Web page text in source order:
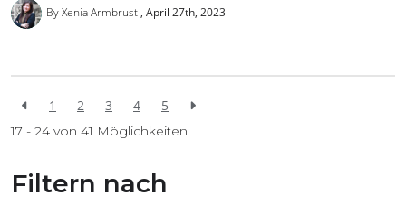
By Xenia Armbrust April 27th, 2023
1 2 3 4 5
17 - 24 von 41 Möglichkeiten
Filtern nach